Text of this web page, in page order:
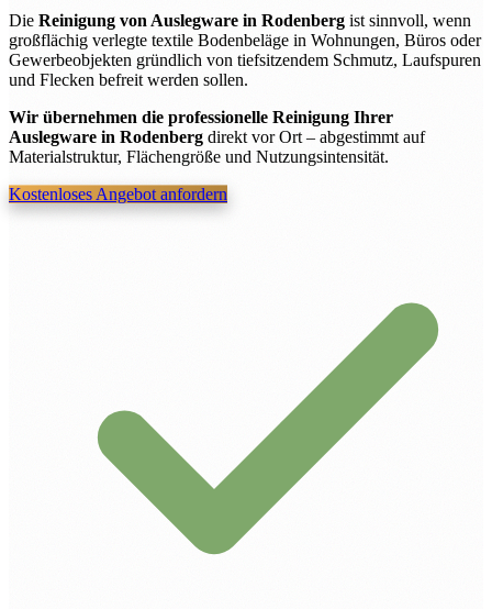
Die Reinigung von Auslegware in Rodenberg ist sinnvoll, wenn
großflächig verlegte textile Bodenbeläge in Wohnungen, Büros oder
Gewerbeobjekten gründlich von tiefsitzendem Schmutz, Laufspuren
und Flecken befreit werden sollen.
Wir übernehmen die professionelle Reinigung Ihrer
Auslegware in Rodenberg direkt vor Ort – abgestimmt auf
Materialstruktur, Flächengröße und Nutzungsintensität.
Kostenloses Angebot anfordern